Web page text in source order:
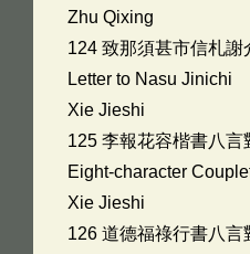
Zhu Qixing
124 致那須甚市信札謝
Letter to Nasu Jinichi
Xie Jieshi
125 李報花容楷書八言
Eight-character
Xie Jieshi
126 道德福祿行書八言